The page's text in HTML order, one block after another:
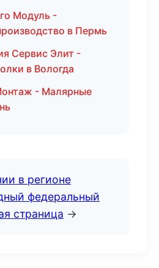
Модуль -
в Пермь
Сервис Элит -
в Вологда
- Малярные
в регионе
федеральный
страница →